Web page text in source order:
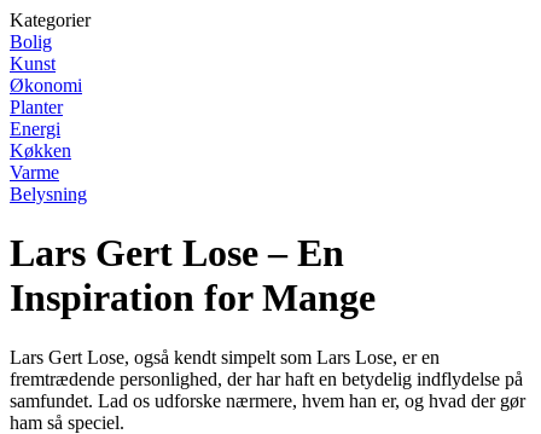
Kategorier
Bolig
Kunst
Økonomi
Planter
Energi
Køkken
Varme
Belysning
Lars Gert Lose – En
Inspiration for Mange
Lars Gert Lose, også kendt simpelt som Lars Lose, er en
fremtrædende personlighed, der har haft en betydelig indflydelse på
samfundet. Lad os udforske nærmere, hvem han er, og hvad der gør
ham så speciel.